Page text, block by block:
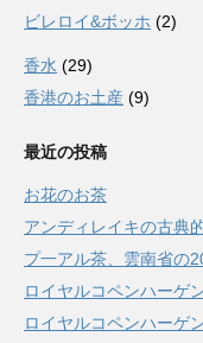
ビレロイ&ボッホ (2)
香水 (29)
香港のお土産 (9)
最近の投稿
お花のお茶
アンディレイキの古典
プ一アル茶、雲南省の
ロイヤルコペンハーゲ
ロイヤルコペンハーゲ